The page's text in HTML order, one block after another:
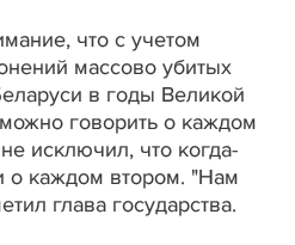
что с учетом
массово убитых
в годы Великой
говорить о каждом
исключил, что когда-
о каждом втором. "Нам
глава государства.